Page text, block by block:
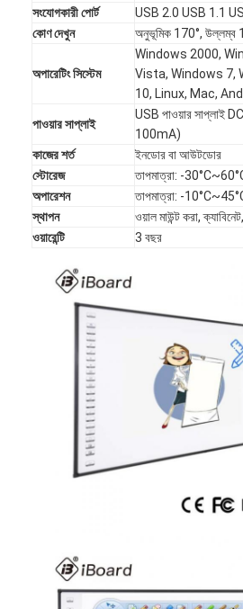
ভিডিও
VR প্রদর্শন
কারখানা ভ্রমণ
মান নিয়ন্ত্রণ
আমাদের সাথে যোগাযোগ করুন
সব ক্ষেত্রেই
সংযোগকারী পোর্ট
USB 2.0 USB 1.1
কোণ দেখুন
অনুভূমিক 170°, উল্লম্ব
অপারেটিং সিস্টেম
Windows 2000,
Vista, Windows 7,
10, Linux, Mac,
পাওয়ার সাপ্লাই
USB পাওয়ার সাপ্লাই
100mA)
কাজের শর্ত
ইনডোর বা আউটডোর
স্টোরেজ
তাপমাত্রা: -
অপারেশন
তাপমাত্রা: -
স্থাপন
ওয়াল মাউন্ট করা,
ওয়ারেন্টি
3 বছর